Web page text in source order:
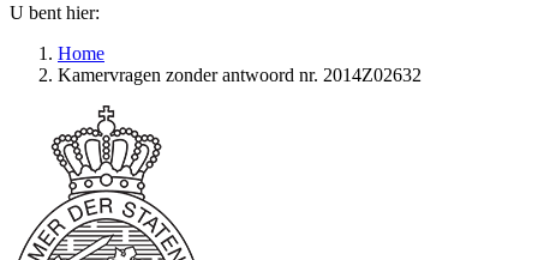
U bent hier:
Home
Kamervragen zonder antwoord nr. 2014Z02632